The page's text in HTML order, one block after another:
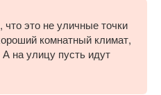
это не уличные точки
комнатный климат,
на улицу пусть идут